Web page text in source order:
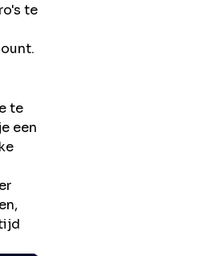
te
te
een